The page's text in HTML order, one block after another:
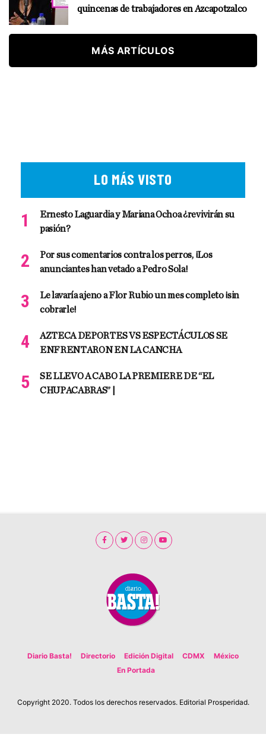
quincenas de trabajadores en Azcapotzalco
MÁS ARTÍCULOS
LO MÁS VISTO
Ernesto Laguardia y Mariana Ochoa ¿revivirán su
pasión?
Por sus comentarios contra los perros, ¡Los
anunciantes han vetado a Pedro Sola!
Le lavaría ajeno a Flor Rubio un mes completo ¡sin
cobrarle!
AZTECA DEPORTES VS ESPECTÁCULOS SE
ENFRENTARON EN LA CANCHA
SE LLEVO A CABO LA PREMIERE DE “EL
CHUPACABRAS” |
Diario Basta! Directorio Edición Digital CDMX
México
En Portada
Copyright 2020. Todos los derechos reservados. Editorial Prosperidad.